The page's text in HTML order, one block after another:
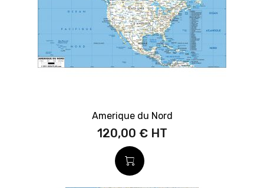
Amerique du Nord
120,00 €